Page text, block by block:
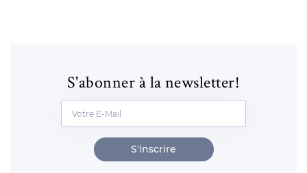
S'abonner à la newsletter!
S'inscrire